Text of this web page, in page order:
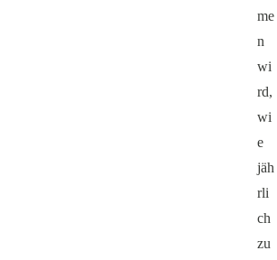
me
n
wi
rd,
wi
e
jäh
rli
ch
zu